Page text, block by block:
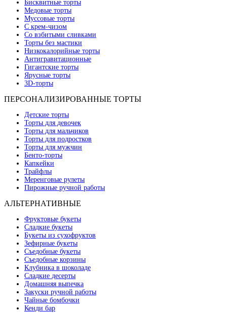
Бисквитные торты
Медовые торты
Муссовые торты
С крем-чизом
Со взбитыми сливками
Торты без мастики
Низкокалорийные торты
Антигравитационные
Гигантские торты
Ярусные торты
3D-торты
ПЕРСОНАЛИЗИРОВАННЫЕ ТОРТЫ
Детские торты
Торты для девочек
Торты для мальчиков
Торты для подростков
Торты для мужчин
Бенто-торты
Капкейки
Трайфлы
Меренговые рулеты
Пирожные ручной работы
АЛЬТЕРНАТИВНЫЕ
Фруктовые букеты
Сладкие букеты
Букеты из сухофруктов
Зефирные букеты
Съедобные букеты
Съедобные корзины
Клубника в шоколаде
Сладкие десерты
Домашняя выпечка
Закуски ручной работы
Чайные бомбочки
Кенди бар